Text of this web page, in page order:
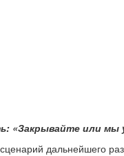
«Закрывайте или мы
дальнейшего